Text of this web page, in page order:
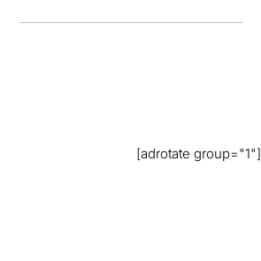
[adrotate group="1"]